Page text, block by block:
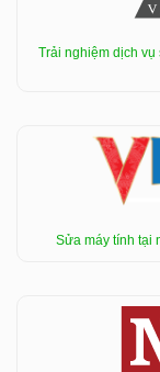
Trải nghiệm dịch
Sửa máy tính tại